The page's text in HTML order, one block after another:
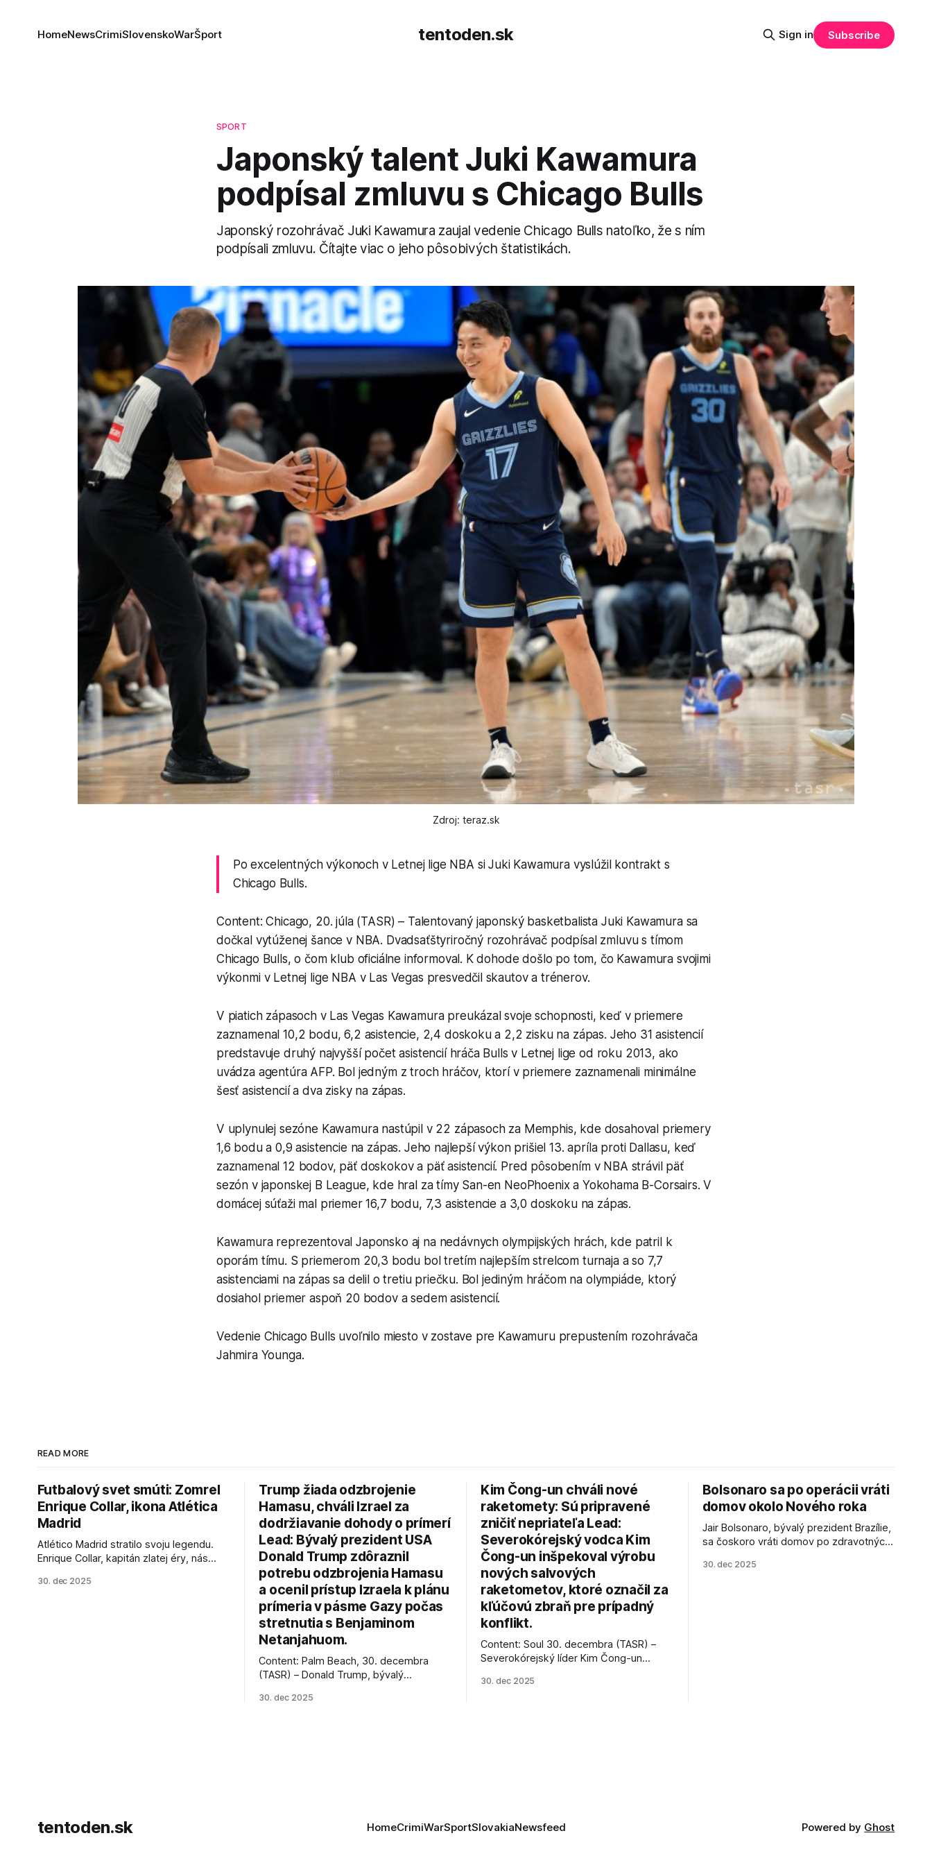
tentoden.sk
HomeNewsCrimiSlovenskoWarŠport Sign in Subscribe
SPORT
Japonský talent Juki Kawamura
podpísal zmluvu s Chicago Bulls
Japonský rozohrávač Juki Kawamura zaujal vedenie Chicago Bulls natoľko, že s ním
podpísali zmluvu. Čítajte viac o jeho pôsobivých štatistikách.
Zdroj: teraz.sk
Po excelentných výkonoch v Letnej lige NBA si Juki Kawamura vyslúžil kontrakt s
Chicago Bulls.
Content: Chicago, 20. júla (TASR) – Talentovaný japonský basketbalista Juki Kawamura sa
dočkal vytúženej šance v NBA. Dvadsaťštyriročný rozohrávač podpísal zmluvu s tímom
Chicago Bulls, o čom klub oficiálne informoval. K dohode došlo po tom, čo Kawamura svojimi
výkonmi v Letnej lige NBA v Las Vegas presvedčil skautov a trénerov.
V piatich zápasoch v Las Vegas Kawamura preukázal svoje schopnosti, keď v priemere
zaznamenal 10,2 bodu, 6,2 asistencie, 2,4 doskoku a 2,2 zisku na zápas. Jeho 31 asistencií
predstavuje druhý najvyšší počet asistencií hráča Bulls v Letnej lige od roku 2013, ako
uvádza agentúra AFP. Bol jedným z troch hráčov, ktorí v priemere zaznamenali minimálne
šesť asistencií a dva zisky na zápas.
V uplynulej sezóne Kawamura nastúpil v 22 zápasoch za Memphis, kde dosahoval priemery
1,6 bodu a 0,9 asistencie na zápas. Jeho najlepší výkon prišiel 13. apríla proti Dallasu, keď
zaznamenal 12 bodov, päť doskokov a päť asistencií. Pred pôsobením v NBA strávil päť
sezón v japonskej B League, kde hral za tímy San-en NeoPhoenix a Yokohama B-Corsairs. V
domácej súťaži mal priemer 16,7 bodu, 7,3 asistencie a 3,0 doskoku na zápas.
Kawamura reprezentoval Japonsko aj na nedávnych olympijských hrách, kde patril k
oporám tímu. S priemerom 20,3 bodu bol tretím najlepším strelcom turnaja a so 7,7
asistenciami na zápas sa delil o tretiu priečku. Bol jediným hráčom na olympiáde, ktorý
dosiahol priemer aspoň 20 bodov a sedem asistencií.
Vedenie Chicago Bulls uvoľnilo miesto v zostave pre Kawamuru prepustením rozohrávača
Jahmira Younga.
READ MORE
Futbalový svet smúti: Zomrel
Enrique Collar, ikona Atlética
Madrid
Atlético Madrid stratilo svoju legendu.
Enrique Collar, kapitán zlatej éry, nás
jeho úspechy a odkaz.
30. dec 2025
Trump žiada odzbrojenie
Hamasu, chváli Izrael za
dodržiavanie dohody o prímerí
Lead: Bývalý prezident USA
Donald Trump zdôraznil
potrebu odzbrojenia Hamasu
a ocenil prístup Izraela k plánu
prímeria v pásme Gazy počas
stretnutia s Benjaminom
Netanjahuom.
Content: Palm Beach, 30. decembra
(TASR) – Donald Trump, bývalý
vyhlásil, že odzbrojenie palestínskeho
30. dec 2025
Kim Čong-un chváli nové
raketomety: Sú pripravené
zničiť nepriateľa Lead:
Severokórejský vodca Kim
Čong-un inšpekoval výrobu
nových salvových
raketometov, ktoré označil za
kľúčovú zbraň pre prípadný
konflikt.
Content: Soul 30. decembra (TASR) –
Severokórejský líder Kim Čong-un
najnovšie salvové raketomety a nešetril
30. dec 2025
Bolsonaro sa po operácii vráti
domov okolo Nového roka
Jair Bolsonaro, bývalý prezident Brazílie,
sa čoskoro vráti domov po zdravotných
30. dec 2025
tentoden.sk HomeCrimiWarSportSlovakiaNewsfeed Powered by Ghost